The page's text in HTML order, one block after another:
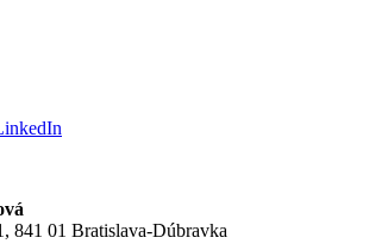
841 01 Bratislava-Dúbravka